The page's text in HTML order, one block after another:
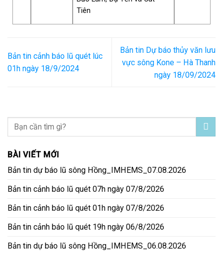
Tiên
Bản tin cảnh báo lũ quét lúc
01h ngày 18/9/2024
Bản tin Dự báo thủy văn lưu
vực sông Kone – Hà Thanh
ngày 18/09/2024
BÀI VIẾT MỚI
Bản tin dự báo lũ sông Hồng_IMHEMS_07.08.2026
Bản tin cảnh báo lũ quét 07h ngày 07/8/2026
Bản tin cảnh báo lũ quét 01h ngày 07/8/2026
Bản tin cảnh báo lũ quét 19h ngày 06/8/2026
Bản tin dự báo lũ sông Hồng_IMHEMS_06.08.2026